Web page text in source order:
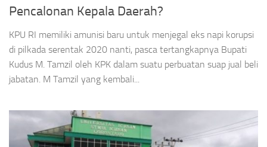
Pencalonan Kepala Daerah?
KPU RI memiliki amunisi baru untuk menjegal eks napi korupsi
di pilkada serentak 2020 nanti, pasca tertangkapnya Bupati
Kudus M. Tamzil oleh KPK dalam suatu perbuatan suap jual beli
jabatan. M Tamzil yang kembali...